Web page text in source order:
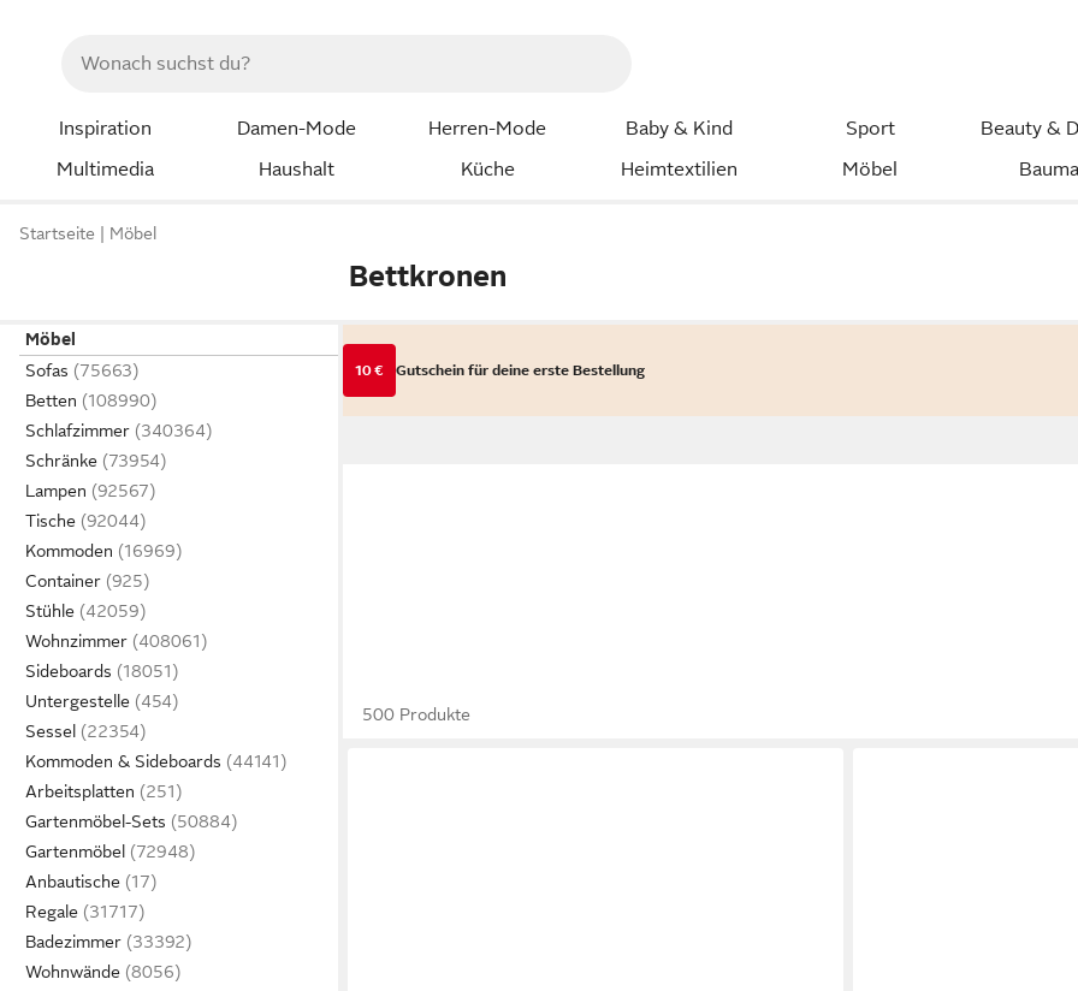
Inspiration Damen-Mode Herren-Mode Baby & Kind Sport
Beauty &
Multimedia
Haushalt Küche Heimtextilien Möbel
Startseite Möbel
Bettkronen
Möbel
Sofas
Betten
Schlafzimmer
Schränke
Lampen
Tische
Kommoden
Container
Stühle
Wohnzimmer
Sideboards
Untergestelle
Sessel
Kommoden & Sideboards
Arbeitsplatten
Gartenmöbel-Sets
Gartenmöbel
Anbautische
Regale
Badezimmer
Wohnwände
10 € Gutschein für deine erste Bestellung
500 Produkte